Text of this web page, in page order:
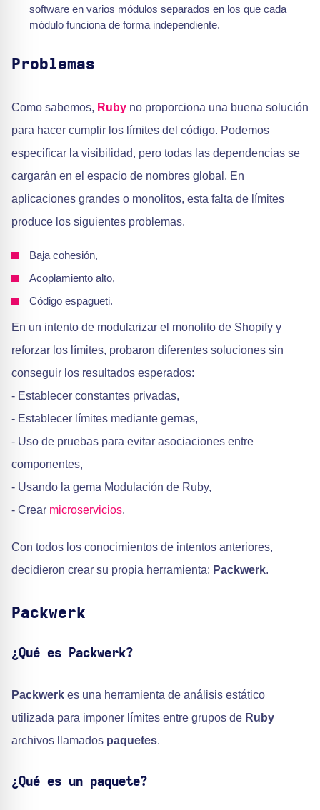
software en varios módulos separados en los que cada
módulo funciona de forma independiente.
Problemas
Como sabemos, Ruby no proporciona una buena solución
para hacer cumplir los límites del código. Podemos
especificar la visibilidad, pero todas las dependencias se
cargarán en el espacio de nombres global. En
aplicaciones grandes o monolitos, esta falta de límites
produce los siguientes problemas.
Baja cohesión,
Acoplamiento alto,
Código espagueti.
En un intento de modularizar el monolito de Shopify y
reforzar los límites, probaron diferentes soluciones sin
conseguir los resultados esperados:
- Establecer constantes privadas,
- Establecer límites mediante gemas,
- Uso de pruebas para evitar asociaciones entre
componentes,
- Usando la gema Modulación de Ruby,
- Crear microservicios.
Con todos los conocimientos de intentos anteriores,
decidieron crear su propia herramienta: Packwerk.
Packwerk
¿Qué es Packwerk?
Packwerk es una herramienta de análisis estático
utilizada para imponer límites entre grupos de Ruby
archivos llamados paquetes.
¿Qué es un paquete?